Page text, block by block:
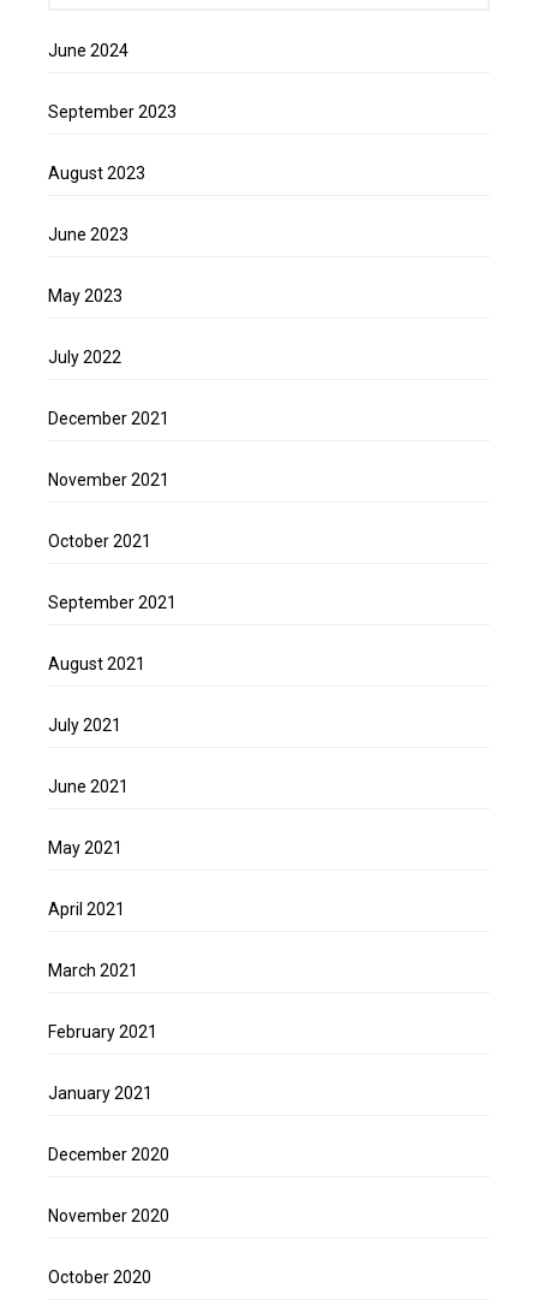
June 2024
September 2023
August 2023
June 2023
May 2023
July 2022
December 2021
November 2021
October 2021
September 2021
August 2021
July 2021
June 2021
May 2021
April 2021
March 2021
February 2021
January 2021
December 2020
November 2020
October 2020